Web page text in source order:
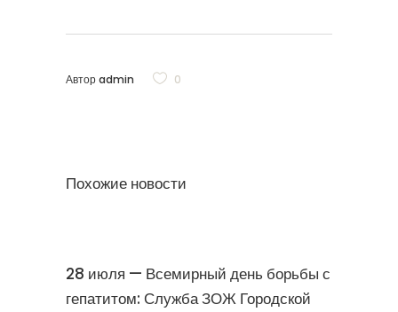
Авторadmin 0
Похожие новости
28 июля — Всемирный день борьбы с
гепатитом: Служба ЗОЖ Городской